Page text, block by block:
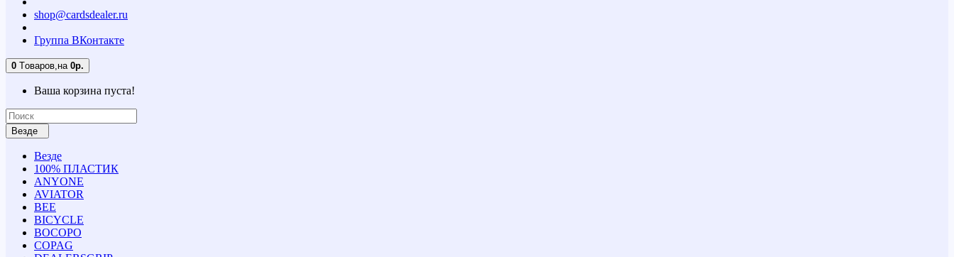
shop@cardsdealer.ru
Группа ВКонтакте
0 Tоваров, на 0р.
Ваша корзина пуста!
Везде
Везде
100% ПЛАСТИК
ANYONE
AVIATOR
BEE
BICYCLE
BOCOPO
COPAG